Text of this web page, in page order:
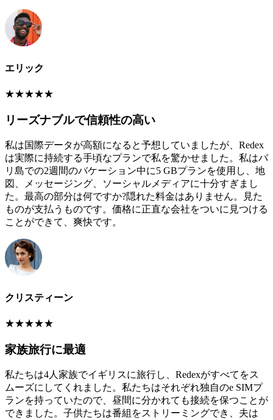
エリック
★★★★★
リーズナブルで信頼性の高い
私は国際データが高額になると予想していましたが、Redex
は実際に持続する手頃なプランで私を驚かせました。私はバ
リ島での2週間のバケーション中に5 GBプランを使用し、地
図、メッセージング、ソーシャルメディアに十分すぎまし
た。最高の部分は何ですか?隠れた料金はありません。見た
ものが支払うものです。価格に正直な会社をついに見つける
ことができて、爽快です。
クリスティーン
★★★★★
家族旅行に最適
私たちは4人家族でイギリスに旅行し、Redexがすべてをス
ムーズにしてくれました。私たちはそれぞれ独自のe SIMプ
ランを持っていたので、昼間に分かれても接続を保つことが
できました。子供たちは番組をストリーミングでき、夫は